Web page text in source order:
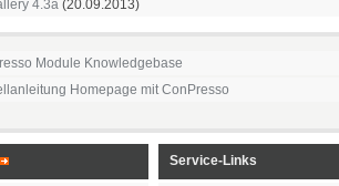
4.3a (20.09.2013)
Module Knowledgebase
Homepage mit ConPresso
Service-Links